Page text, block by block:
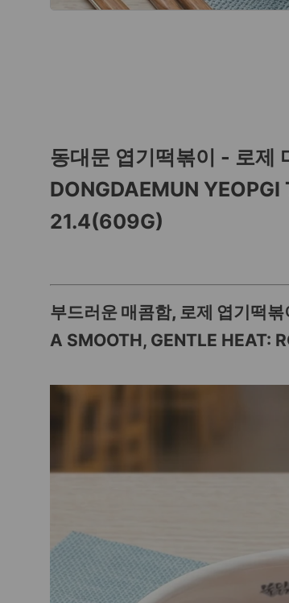
동대문 엽기떡볶이 - 로제
DONGDAEMUN
21.4(609G)
부드러운 매콤함, 로제 엽기떡
A SMOOTH, GENTLE HEAT: